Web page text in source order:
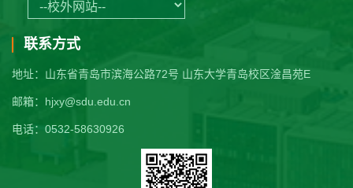
联系方式
地址：山东省青岛市滨海公路72号 山东大学青岛校区淦昌苑E
邮箱：hjxy@sdu.edu.cn
电话：0532-58630926